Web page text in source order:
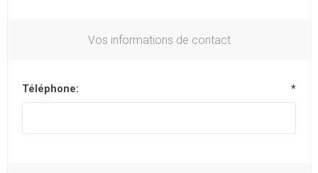
Vos informations de contact
Téléphone: *